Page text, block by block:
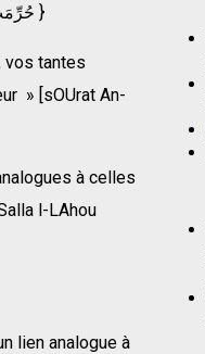
{ حُرِّمَتْ عَلَيْكُمْ أُمَّهَاتُكُمْ وَبَنَاتُكُمْ وَأَخَوَاتُكُمْ وَعَمَّاتُكُمْ وَخَالاَتُكُمْ وَبَنَاتُ الأَخِ وَبَنَاتُ الأُخْتِ }
tantes
» [sOUrat An-
à celles
l-LAhou
lien analogue à